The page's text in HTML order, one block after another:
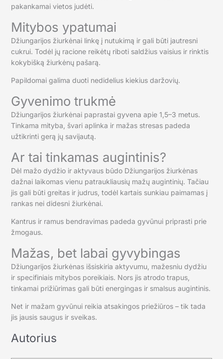
pakankamai vietos judėti.
Mitybos ypatumai
Džiungarijos žiurkėnai linkę į nutukimą ir gali būti jautresni
cukrui. Todėl jų racione reikėtų riboti saldžius vaisius ir rinktis
kokybišką žiurkėnų pašarą.
Papildomai galima duoti nedidelius kiekius daržovių.
Gyvenimo trukmė
Džiungarijos žiurkėnai paprastai gyvena apie 1,5–3 metus.
Tinkama mityba, švari aplinka ir mažas stresas padeda
užtikrinti gerą jų savijautą.
Ar tai tinkamas augintinis?
Dėl mažo dydžio ir aktyvaus būdo Džiungarijos žiurkėnas
dažnai laikomas vienu patraukliausių mažų augintinių. Tačiau
jis gali būti greitas ir judrus, todėl kartais sunkiau paimamas į
rankas nei didesni žiurkėnai.
Kantrus ir ramus bendravimas padeda gyvūnui priprasti prie
žmogaus.
Mažas, bet labai gyvybingas
Džiungarijos žiurkėnas išsiskiria aktyvumu, mažesniu dydžiu
ir specifiniais mitybos poreikiais. Nors jis atrodo trapus,
tinkamai prižiūrimas gali būti energingas ir smalsus augintinis.
Net ir mažam gyvūnui reikia atsakingos priežiūros – tik tada
jis jausis saugus ir sveikas.
Autorius